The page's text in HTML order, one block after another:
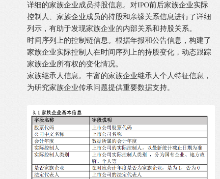
详细的家族企业成员持股信息。对IPO前后家族企业实际
控制人、家族企业成员的持股和亲缘关系信息进行了详细
列示，有助于发现家族企业的内部关系和持股关系。
时间序列上的控制链信息。根据年报和公告信息，构建了
家族企业实际控制人在时间序列上的持股变化，动态跟踪
家族企业所有权的变化情况。
家族继承人信息。丰富的家族企业继承人个人特征信息，
为研究家族企业传承问题提供重要数据支持。